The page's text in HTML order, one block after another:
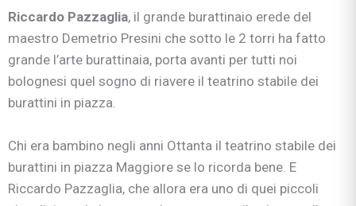
Riccardo Pazzaglia, il grande burattinaio erede del
maestro Demetrio Presini che sotto le 2 torri ha fatto
grande l’arte burattinaia, porta avanti per tutti noi
bolognesi quel sogno di riavere il teatrino stabile dei
burattini in piazza.
Chi era bambino negli anni Ottanta il teatrino stabile dei
burattini in piazza Maggiore se lo ricorda bene. E
Riccardo Pazzaglia, che allora era uno di quei piccoli